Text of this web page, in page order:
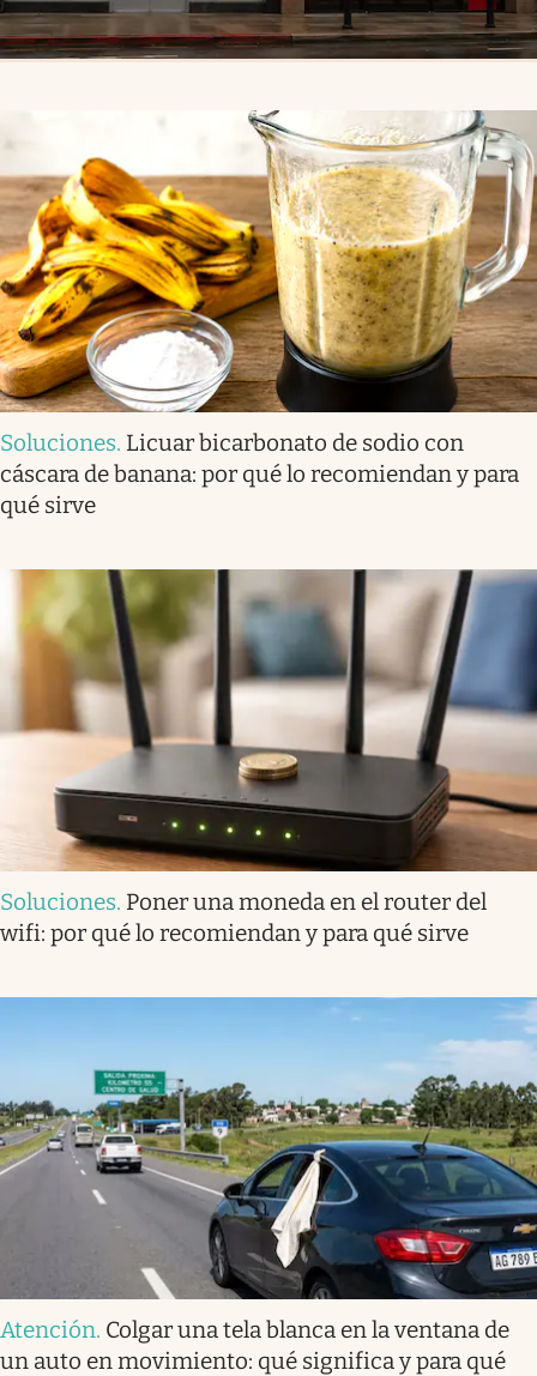
Soluciones. Licuar bicarbonato de sodio con
cáscara de banana: por qué lo recomiendan y para
qué sirve
Soluciones. Poner una moneda en el router del
wifi: por qué lo recomiendan y para qué sirve
Atención. Colgar una tela blanca en la ventana de
un auto en movimiento: qué significa y para qué